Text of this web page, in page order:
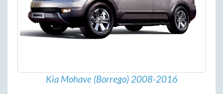
Kia Mohave (Borrego) 2008-2016